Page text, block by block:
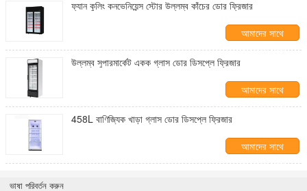
ফ্যান কুলিং কনভেনিয়েন্স স্টোর উল্লম্ব কাঁচের ডোর ফ্রিজার
আমাদের সাথে
যোগাযোগ করুন
উল্লম্ব সুপারমার্কেট একক গ্লাস ডোর ডিসপ্লে ফ্রিজার
আমাদের সাথে
যোগাযোগ করুন
458L বাণিজ্যিক খাড়া গ্লাস ডোর ডিসপ্লে ফ্রিজার
আমাদের সাথে
যোগাযোগ করুন
ভাষা পরিবর্তন করুন